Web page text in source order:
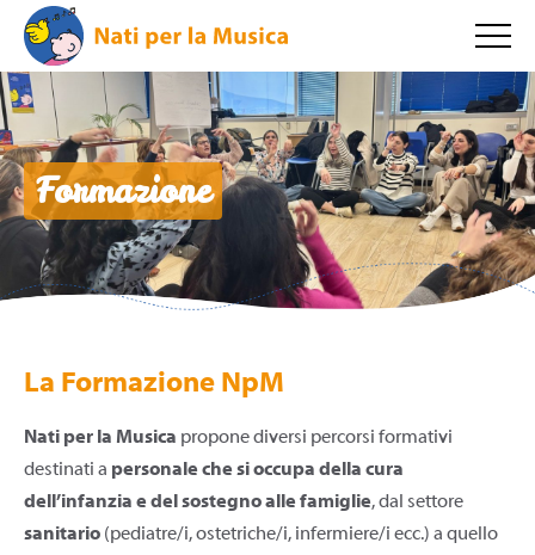
Formazione
La Formazione NpM
Nati per la Musica propone diversi percorsi formativi
destinati a personale che si occupa della cura
dell’infanzia e del sostegno alle famiglie, dal settore
sanitario (pediatre/i, ostetriche/i, infermiere/i ecc.) a quello